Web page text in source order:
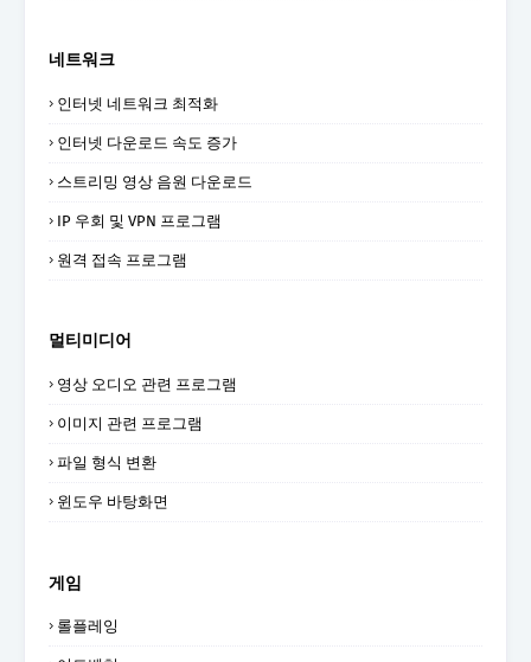
네트워크
인터넷 네트워크 최적화
인터넷 다운로드 속도 증가
스트리밍 영상 음원 다운로드
IP 우회 및 VPN 프로그램
원격 접속 프로그램
멀티미디어
영상 오디오 관련 프로그램
이미지 관련 프로그램
파일 형식 변환
윈도우 바탕화면
게임
롤플레잉